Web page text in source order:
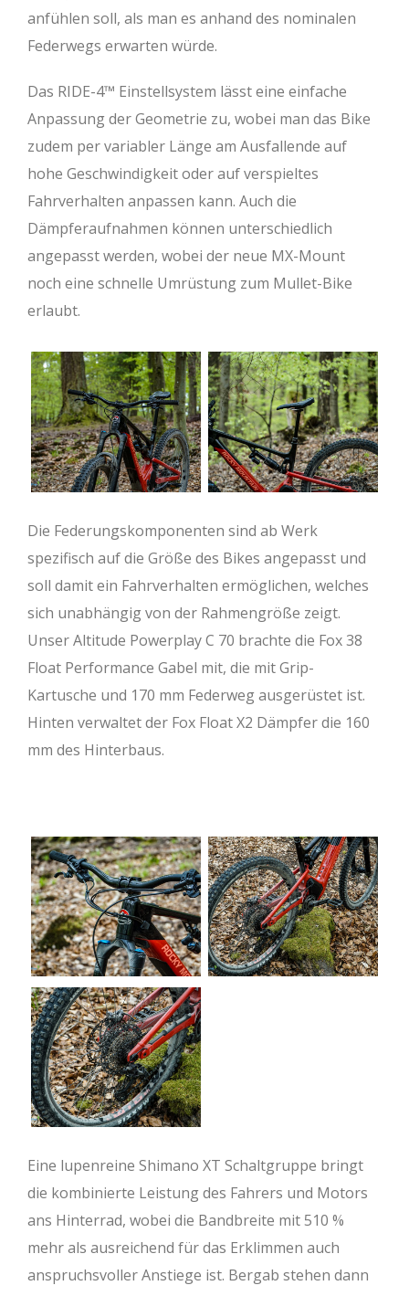
anfühlen soll, als man es anhand des nominalen
Federwegs erwarten würde.
Das RIDE-4™ Einstellsystem lässt eine einfache
Anpassung der Geometrie zu, wobei man das Bike
zudem per variabler Länge am Ausfallende auf
hohe Geschwindigkeit oder auf verspieltes
Fahrverhalten anpassen kann. Auch die
Dämpferaufnahmen können unterschiedlich
angepasst werden, wobei der neue MX-Mount
noch eine schnelle Umrüstung zum Mullet-Bike
erlaubt.
Die Federungskomponenten sind ab Werk
spezifisch auf die Größe des Bikes angepasst und
soll damit ein Fahrverhalten ermöglichen, welches
sich unabhängig von der Rahmengröße zeigt.
Unser Altitude Powerplay C 70 brachte die Fox 38
Float Performance Gabel mit, die mit Grip-
Kartusche und 170 mm Federweg ausgerüstet ist.
Hinten verwaltet der Fox Float X2 Dämpfer die 160
mm des Hinterbaus.
Eine lupenreine Shimano XT Schaltgruppe bringt
die kombinierte Leistung des Fahrers und Motors
ans Hinterrad, wobei die Bandbreite mit 510 %
mehr als ausreichend für das Erklimmen auch
anspruchsvoller Anstiege ist. Bergab stehen dann